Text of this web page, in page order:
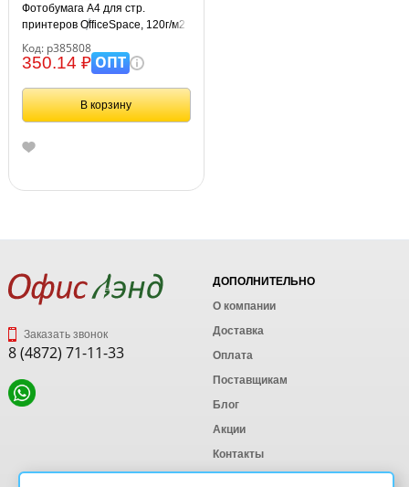
Фотобумага А4 для стр.
принтеров OfficeSpace, 120г/м2
односторонняя
Код: р385808
350.14 ₽ОПТ
В корзину
Заказать звонок
8 (4872) 71-11-33
ДОПОЛНИТЕЛЬНО
О компании
Доставка
Оплата
Поставщикам
Блог
Акции
Контакты